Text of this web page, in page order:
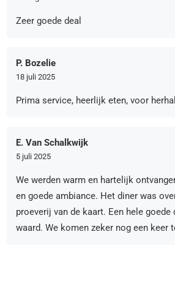
Zeer goede deal
P. Bozelie
18 juli 2025
Prima service, heerlijk eten, voor
E. Van Schalkwijk
5 juli 2025
We werden warm en hartelijk
en goede ambiance. Het diner was
proeverij van de kaart. Een hele
waard. We komen zeker nog een keer